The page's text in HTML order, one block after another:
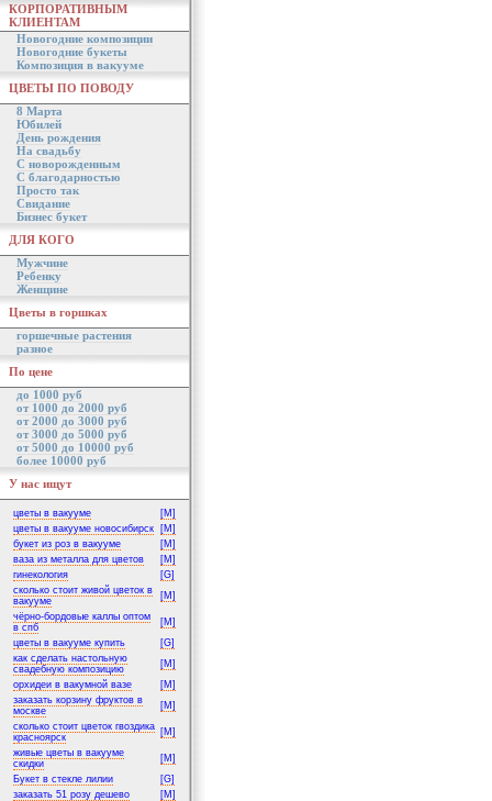
КОРПОРАТИВНЫМ
КЛИЕНТАМ
Новогодние композиции
Новогодние букеты
Композиция в вакууме
ЦВЕТЫ ПО ПОВОДУ
8 Марта
Юбилей
День рождения
На свадьбу
С новорожденным
С благодарностью
Просто так
Свидание
Бизнес букет
ДЛЯ КОГО
Мужчине
Ребенку
Женщине
Цветы в горшках
горшечные растения
разное
По цене
до 1000 руб
от 1000 до 2000 руб
от 2000 до 3000 руб
от 3000 до 5000 руб
от 5000 до 10000 руб
более 10000 руб
У нас ищут
цветы в вакууме
[M]
цветы в вакууме новосибирск
[M]
букет из роз в вакууме
[M]
ваза из металла для цветов
[M]
гинекология
[G]
сколько стоит живой цветок в
вакууме
[M]
чёрно-бордовые каллы оптом
в спб
[M]
цветы в вакууме купить
[G]
как сделать настольную
свадебную композицию
[M]
орхидеи в вакумной вазе
[M]
заказать корзину фруктов в
москве
[M]
сколько стоит цветок гвоздика
красноярск
[M]
живые цветы в вакууме
скидки
[M]
Букет в стекле лилии
[G]
заказать 51 розу дешево
[M]